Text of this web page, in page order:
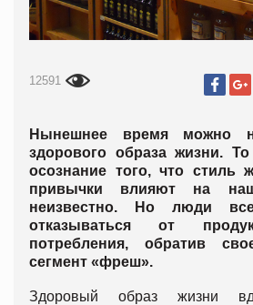
12591
Нынешнее время можно
здорового образа жизни.
осознание того, что стиль
привычки влияют на
неизвестно. Но люди
отказываться от
потребления, обратив
сегмент «фреш».
Здоровый образ жизни